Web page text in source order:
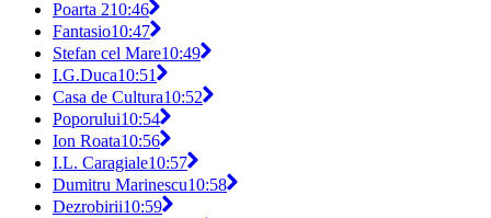
Poarta 210:46
Fantasio10:47
Stefan cel Mare10:49
I.G.Duca10:51
Casa de Cultura10:52
Poporului10:54
Ion Roata10:56
I.L. Caragiale10:57
Dumitru Marinescu10:58
Dezrobirii10:59